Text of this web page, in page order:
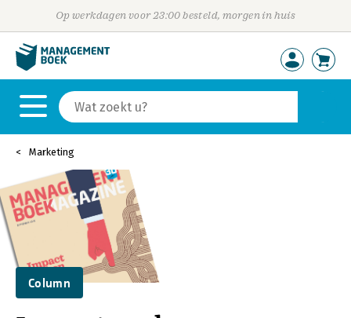
Op werkdagen voor 23:00 besteld, morgen in huis
Marketing
Column